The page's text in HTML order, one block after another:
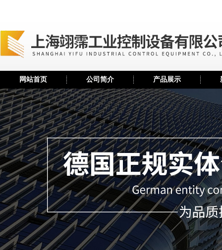
网站首页 公司简介 产品展示